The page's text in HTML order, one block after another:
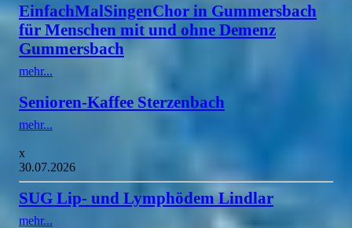
EinfachMalSingenChor in Gummersbach
für Menschen mit und ohne Demenz
Gummersbach
mehr...
Senioren-Kaffee Sterzenbach
mehr...
x
30.07.2026
SUG Lip- und Lymphödem Lindlar
mehr...